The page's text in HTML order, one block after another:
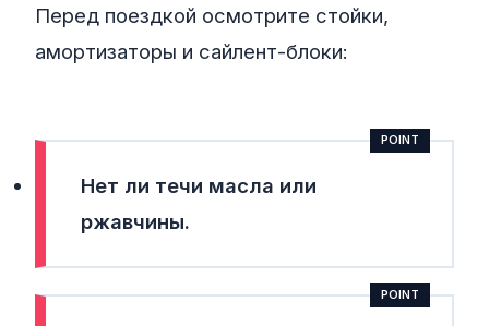
Перед поездкой осмотрите стойки,
амортизаторы и сайлент-блоки:
Нет ли течи масла или
ржавчины.